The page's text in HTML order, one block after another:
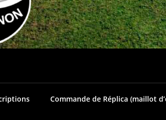
Commande de Réplica (maillot